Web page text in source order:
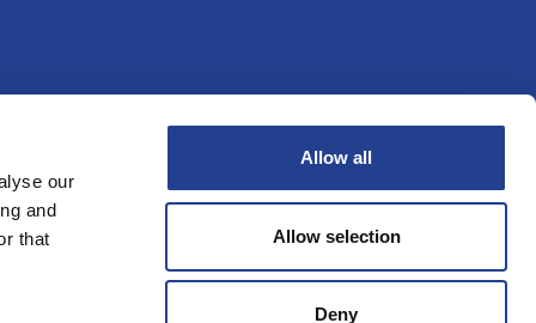
our
and
that
Allow all
Allow selection
Deny
Kontakt